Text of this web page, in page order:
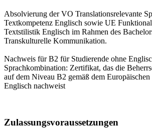
Absolvierung der VO Translationsrelevante
Textkompetenz Englisch sowie UE
Textstilistik Englisch im Rahmen des
Transkulturelle Kommunikation.
Nachweis für B2 für Studierende ohne
Sprachkombination: Zertifikat, das die
auf dem Niveau B2 gemäß dem
Englisch nachweist
Zulassungsvoraussetzungen